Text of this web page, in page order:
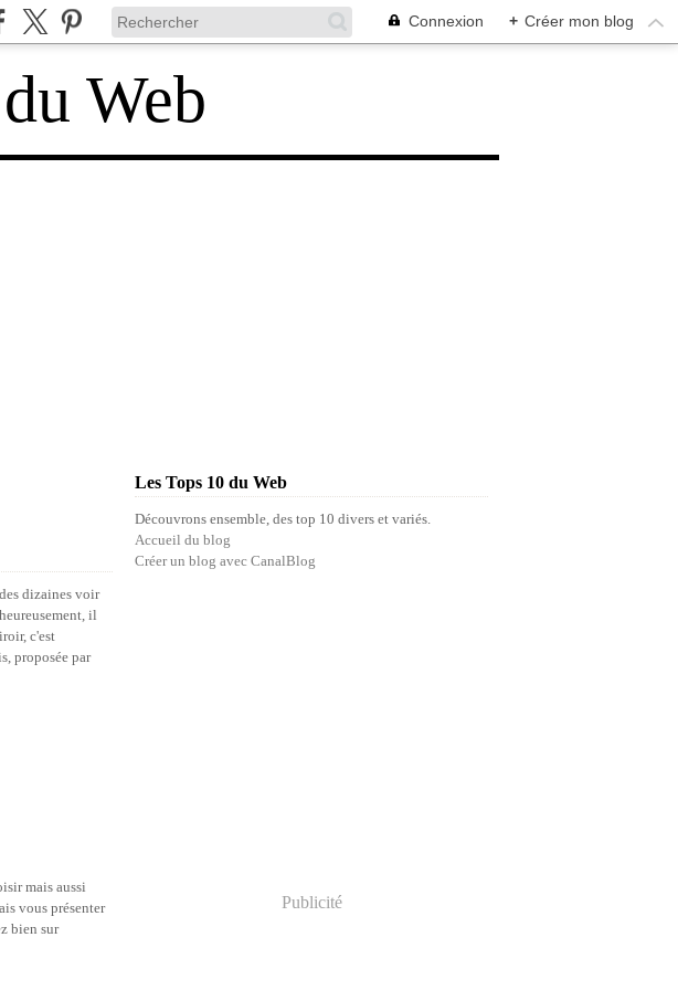
Connexion + Créer mon blog
Web
dizaines voir
il
c'est
proposée par
mais aussi
vous présenter
bien sur
Les Tops 10 du Web
Découvrons ensemble, des top 10 divers et variés.
Accueil du blog
Créer un blog avec CanalBlog
Publicité